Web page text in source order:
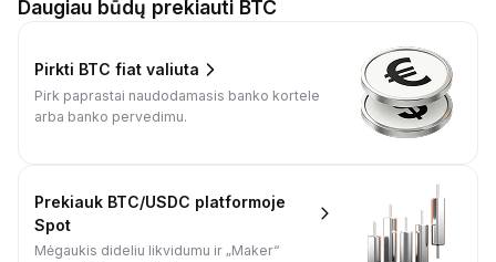
Daugiau būdų prekiauti BTC
Pirkti BTC fiat valiuta
Pirk paprastai naudodamasis banko kortele
arba banko pervedimu.
Prekiauk BTC/USDC platformoje
Spot
Mėgaukis dideliu likvidumu ir „Maker“